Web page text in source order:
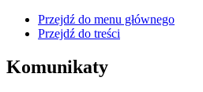
Przejdź do menu głównego
Przejdź do treści
Komunikaty